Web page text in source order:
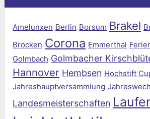
Amelunxen Berlin Borsum Brakel
Brocken Corona Emmerthal
Golmbach Golmbacher
Hannover Hembsen Hochstift
Jahreshauptversammlung
Landesmeisterschaften